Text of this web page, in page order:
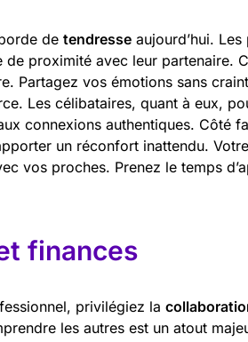
de tendresse aujourd’hui.
proximité avec leur partenaire.
Partagez vos émotions sans
Les célibataires, quant à eux,
connexions authentiques. Côté
un réconfort inattendu.
vos proches. Prenez le temps
finances
privilégiez la
les autres est un atout